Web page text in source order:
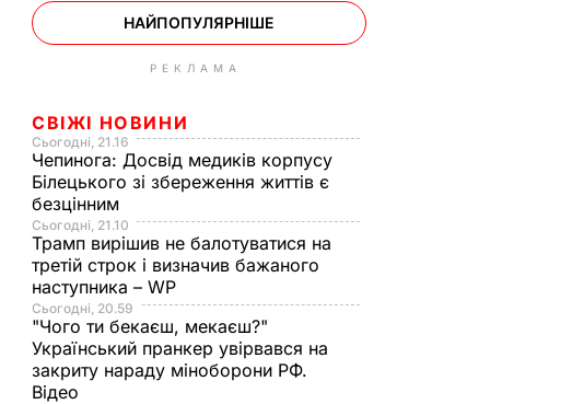
НАЙПОПУЛЯРНІШЕ
РЕКЛАМА
СВІЖІ НОВИНИ
Сьогодні, 21.16
Чепинога: Досвід медиків корпусу
Білецького зі збереження життів є
безцінним
Сьогодні, 21.10
Трамп вирішив не балотуватися на
третій строк і визначив бажаного
наступника – WP
Сьогодні, 20.59
"Чого ти бекаєш, мекаєш?"
Український пранкер увірвався на
закриту нараду міноборони РФ.
Відео